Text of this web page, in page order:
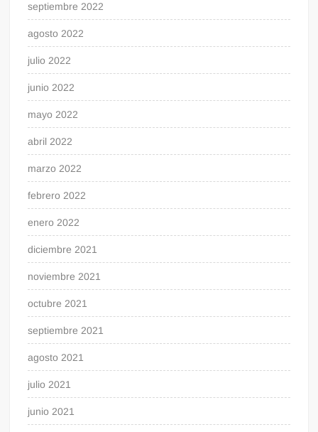
septiembre 2022
agosto 2022
julio 2022
junio 2022
mayo 2022
abril 2022
marzo 2022
febrero 2022
enero 2022
diciembre 2021
noviembre 2021
octubre 2021
septiembre 2021
agosto 2021
julio 2021
junio 2021